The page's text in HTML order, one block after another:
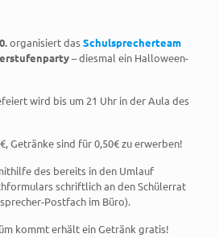
organisiert dasSchulsprecherteam
– diesmal ein Halloween-
wird bis um 21 Uhr in der Aula des
Getränke sind für 0,50€ zu erwerben!
des bereits in den Umlauf
schriftlich an den Schülerrat
Postfach im Büro).
kommt erhält ein Getränk gratis!